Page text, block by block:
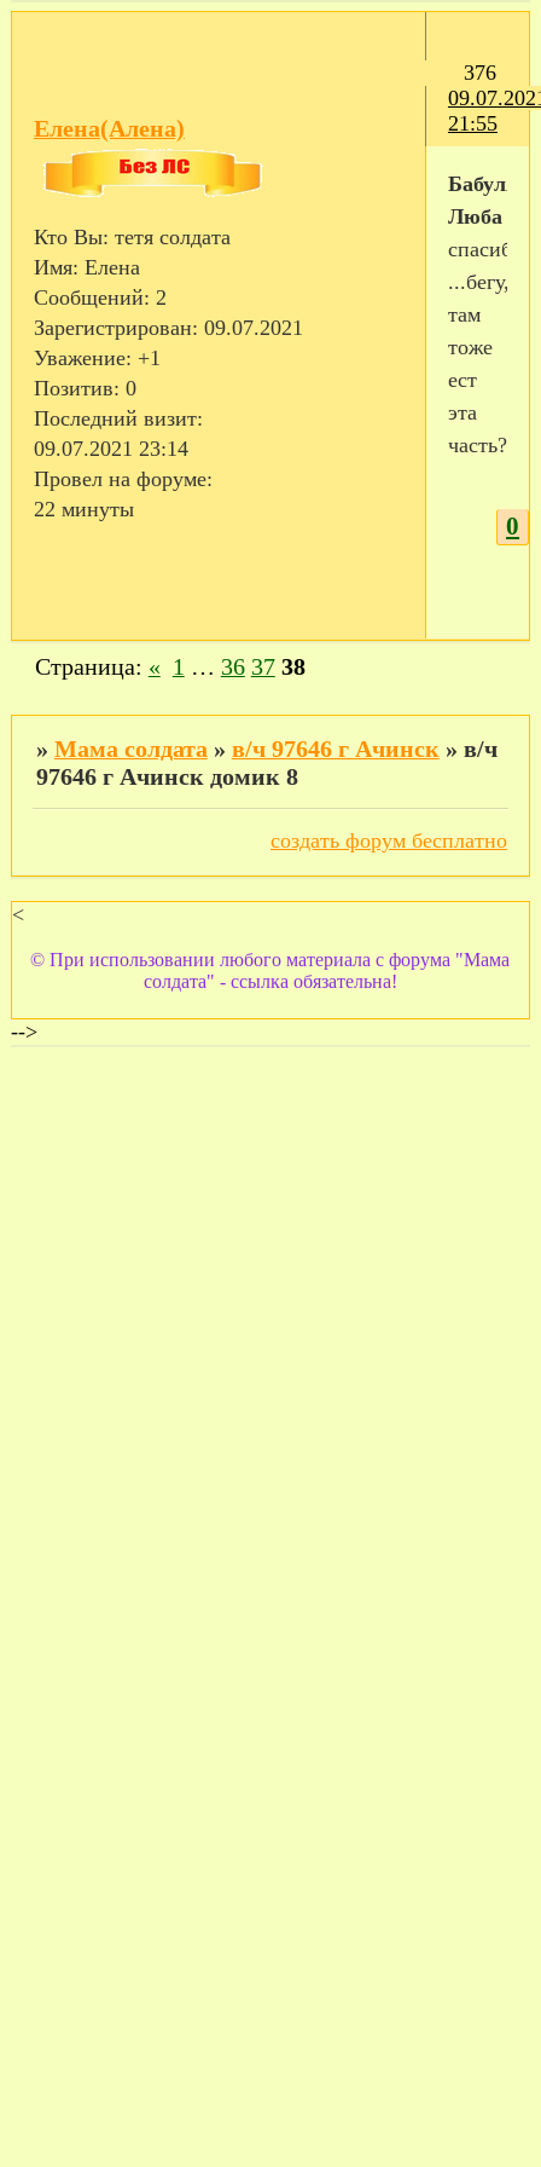
376
21:55
Елена(Алена)
Кто Вы: тетя солдата
Имя: Елена
Сообщений: 2
Зарегистрирован: 09.07.2021
Уважение: +1
Позитив: 0
Последний визит:
09.07.2021 23:14
Провел на форуме:
22 минуты
Бабуля
Люба
спасибо
...бегу,а
там
тоже
ест
эта
часть?
0
Страница: « 1 … 36 37 38
» Мама солдата » в/ч 97646 г Ачинск » в/ч
97646 г Ачинск домик 8
создать форум бесплатно
<
© При использовании любого материала с форума "Мама
солдата" - ссылка обязательна!
-->